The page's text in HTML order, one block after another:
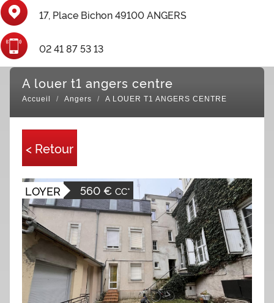
17, Place Bichon 49100 ANGERS
02 41 87 53 13
a louer t1 angers centre
Accueil Angers A LOUER T1 ANGERS CENTRE
< Retour
LOYER 560 € CC*